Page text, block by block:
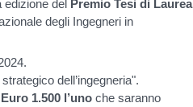
edizione del Premio Tesi di Laurea
degli Ingegneri in
dell’ingegneria".
1.500 l’uno che saranno